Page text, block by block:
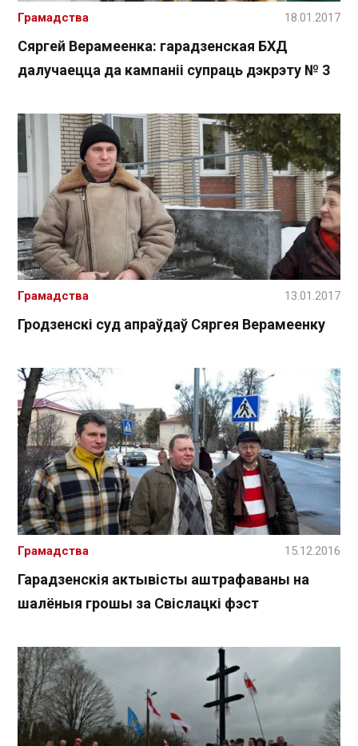
Сяргей Верамеенка: гарадзенская БХД
далучаецца да кампаніі супраць дэкрэту № 3
Грамадства 18.01.2017
Гродзенскі суд апраўдаў Сяргея Верамеенку
Грамадства 13.01.2017
Гарадзенскія актывісты аштрафаваны на
шалёныя грошы за Свіслацкі фэст
Грамадства 15.12.2016